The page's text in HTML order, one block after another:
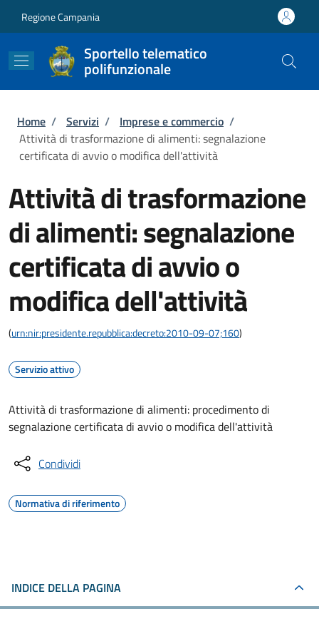
Regione Campania
Sportello telematico
polifunzionale
Briciole di pane
Home / Servizi / Imprese e commercio /
Attività di trasformazione di alimenti: segnalazione
certificata di avvio o modifica dell'attività
Attività di trasformazione
di alimenti: segnalazione
certificata di avvio o
modifica dell'attività
(urn:nir:presidente.repubblica:decreto:2010-09-07;160)
Servizio attivo
Attività di trasformazione di alimenti: procedimento di
segnalazione certificata di avvio o modifica dell'attività
Condividi
Normativa di riferimento
INDICE DELLA PAGINA